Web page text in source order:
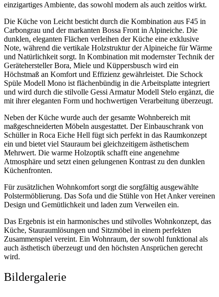
einzigartiges Ambiente, das sowohl modern als auch zeitlos wirkt.
Die Küche von Leicht besticht durch die Kombination aus F45 in
Carbongrau und der markanten Bossa Front in Alpineiche. Die
dunklen, eleganten Flächen verleihen der Küche eine exklusive
Note, während die vertikale Holzstruktur der Alpineiche für Wärme
und Natürlichkeit sorgt. In Kombination mit modernster Technik der
Gerätehersteller Bora, Miele und Küppersbusch wird ein
Höchstmaß an Komfort und Effizienz gewährleistet. Die Schock
Spüle Modell Mono ist flächenbündig in die Arbeitsplatte integriert
und wird durch die stilvolle Gessi Armatur Modell Stelo ergänzt, die
mit ihrer eleganten Form und hochwertigen Verarbeitung überzeugt.
Neben der Küche wurde auch der gesamte Wohnbereich mit
maßgeschneiderten Möbeln ausgestattet. Der Einbauschrank von
Schüller in Roca Eiche Hell fügt sich perfekt in das Raumkonzept
ein und bietet viel Stauraum bei gleichzeitigem ästhetischem
Mehrwert. Die warme Holzoptik schafft eine angenehme
Atmosphäre und setzt einen gelungenen Kontrast zu den dunklen
Küchenfronten.
Für zusätzlichen Wohnkomfort sorgt die sorgfältig ausgewählte
Polstermöblierung. Das Sofa und die Stühle von Het Anker vereinen
Design und Gemütlichkeit und laden zum Verweilen ein.
Das Ergebnis ist ein harmonisches und stilvolles Wohnkonzept, das
Küche, Stauraumlösungen und Sitzmöbel in einem perfekten
Zusammenspiel vereint. Ein Wohnraum, der sowohl funktional als
auch ästhetisch überzeugt und den höchsten Ansprüchen gerecht
wird.
Bildergalerie